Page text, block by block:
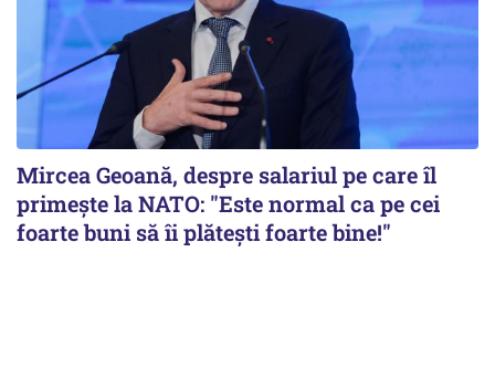
Mircea Geoană, despre salariul pe care îl
primește la NATO: "Este normal ca pe cei
foarte buni să îi plăteşti foarte bine!"